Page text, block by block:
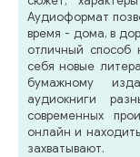
Аудиоформат
время - дома, в
отличный способ
себя новые
бумажному
аудиокниги
современных
онлайн и
захватывают.